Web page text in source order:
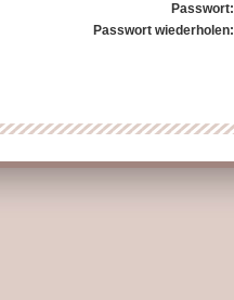
Passwort:
Passwort wiederholen: